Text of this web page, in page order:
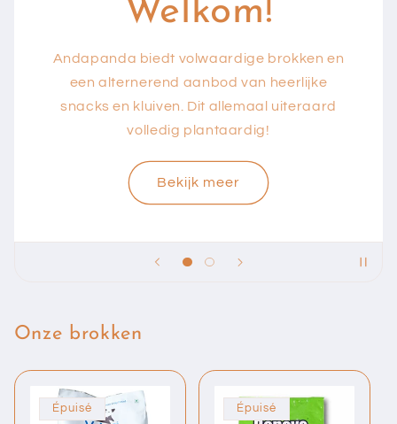
Welkom!
Andapanda biedt volwaardige brokken en
een alternerend aanbod van heerlijke
snacks en kluiven. Dit allemaal uiteraard
volledig plantaardig!
Bekijk meer
Onze brokken
Épuisé Épuisé